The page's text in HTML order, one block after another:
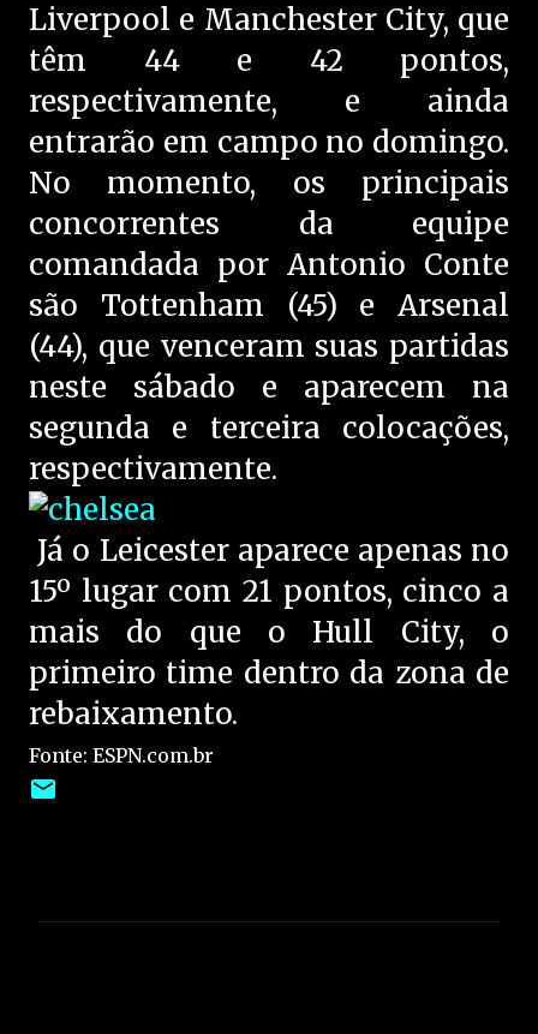
Liverpool e Manchester City, que
têm 44 e 42 pontos,
respectivamente, e ainda
entrarão em campo no domingo.
No momento, os principais
concorrentes da equipe
comandada por Antonio Conte
são Tottenham (45) e Arsenal
(44), que venceram suas partidas
neste sábado e aparecem na
segunda e terceira colocações,
respectivamente.
Já o Leicester aparece apenas no
15º lugar com 21 pontos, cinco a
mais do que o Hull City, o
primeiro time dentro da zona de
rebaixamento.
Fonte: ESPN.com.br